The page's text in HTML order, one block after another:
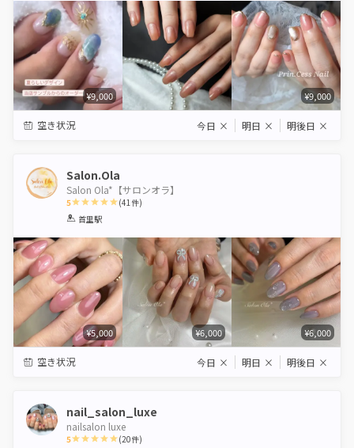
¥9,000 ¥9,000
空き状況 今日 × 明日 × 明後日 ×
Salon.Ola
Salon Ola*【サロンオラ】
5
1 2 3 4
(41件)
首里駅
¥5,000 ¥6,000 ¥6,000
空き状況 今日 × 明日 × 明後日 ×
nail_salon_luxe
nailsalon luxe
5 (20件)